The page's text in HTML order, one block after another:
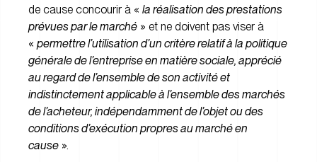
de cause concourir à « la réalisation des prestations
prévues par le marché » et ne doivent pas viser à
« permettre l’utilisation d’un critère relatif à la politique
générale de l’entreprise en matière sociale, apprécié
au regard de l’ensemble de son activité et
indistinctement applicable à l’ensemble des marchés
de l’acheteur, indépendamment de l’objet ou des
conditions d’exécution propres au marché en
cause ».